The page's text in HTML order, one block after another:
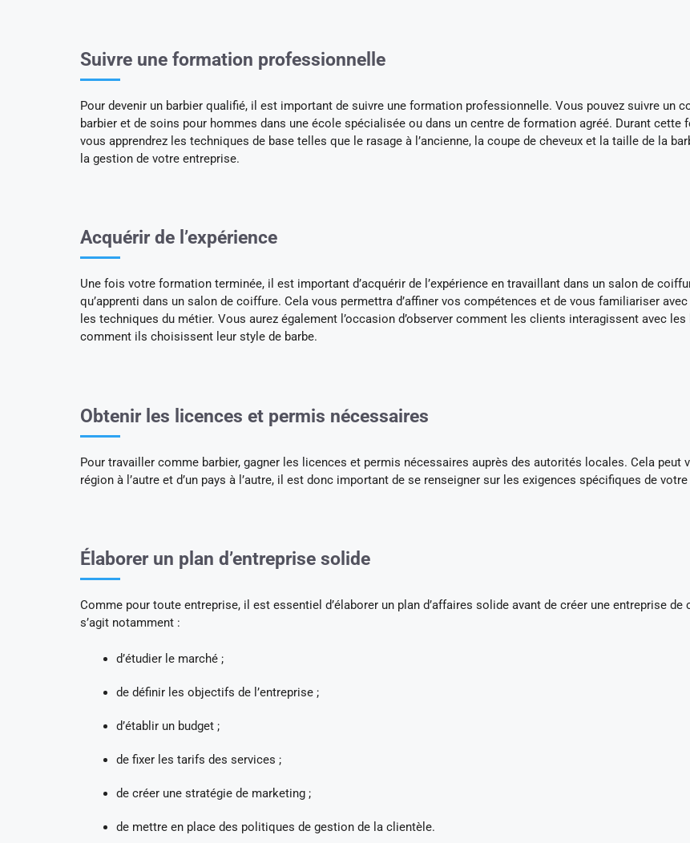
Suivre une formation professionnelle
Pour devenir un barbier qualifié, il est important de suivre une formation professionnelle. Vous pouvez suivre un
barbier et de soins pour hommes dans une école spécialisée ou dans un centre de formation agréé. Durant cette
vous apprendrez les techniques de base telles que le rasage à l’ancienne, la coupe de cheveux et la taille de la
la gestion de votre entreprise.
Acquérir de l’expérience
Une fois votre formation terminée, il est important d’acquérir de l’expérience en travaillant dans un salon de
qu’apprenti dans un salon de coiffure. Cela vous permettra d’affiner vos compétences et de vous familiariser
les techniques du métier. Vous aurez également l’occasion d’observer comment les clients interagissent avec
comment ils choisissent leur style de barbe.
Obtenir les licences et permis nécessaires
Pour travailler comme barbier, gagner les licences et permis nécessaires auprès des autorités locales. Cela peut
région à l’autre et d’un pays à l’autre, il est donc important de se renseigner sur les exigences spécifiques de
Élaborer un plan d’entreprise solide
Comme pour toute entreprise, il est essentiel d’élaborer un plan d’affaires solide avant de créer une entreprise de
s’agit notamment :
d’étudier le marché ;
de définir les objectifs de l’entreprise ;
d’établir un budget ;
de fixer les tarifs des services ;
de créer une stratégie de marketing ;
de mettre en place des politiques de gestion de la clientèle.